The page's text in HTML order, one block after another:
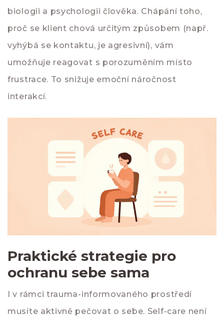
biologii a psychologii člověka. Chápání toho,
proč se klient chová určitým způsobem (např.
vyhýbá se kontaktu, je agresivní), vám
umožňuje reagovat s porozuměním místo
frustrace. To snižuje emoční náročnost
interakcí.
Praktické strategie pro
ochranu sebe sama
I v rámci trauma-informovaného prostředí
musíte aktivně pečovat o sebe. Self-care není